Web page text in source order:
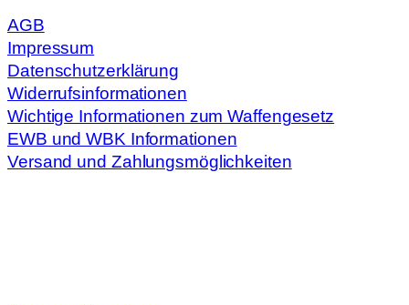
AGB
Impressum
Datenschutzerklärung
Widerrufsinformationen
Wichtige Informationen zum Waffengesetz
EWB und WBK Informationen
Versand und Zahlungsmöglichkeiten